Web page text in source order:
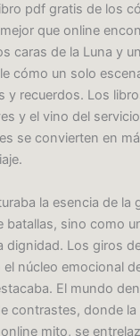
pdf gratis de los
que online
caras de la Luna y
cómo un solo
y recuerdos. Los
y el vino del
se convierten en
la esencia de la
batallas, sino como
dignidad. Los giros
núcleo emocional
El mundo
contrastes, donde la
mito, se